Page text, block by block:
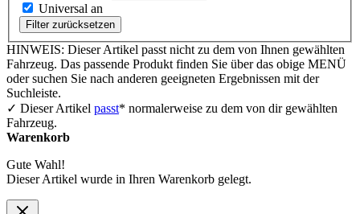
Universal an
Filter zurücksetzen
HINWEIS: Dieser Artikel passt nicht zu dem von Ihnen gewählten
Fahrzeug. Das passende Produkt finden Sie über das obige MENÜ
oder suchen Sie nach anderen geeigneten Ergebnissen mit der
Suchleiste.
✓ Dieser Artikel passt* normalerweise zu dem von dir gewählten
Fahrzeug.
Warenkorb
Gute Wahl!
Dieser Artikel wurde in Ihren Warenkorb gelegt.